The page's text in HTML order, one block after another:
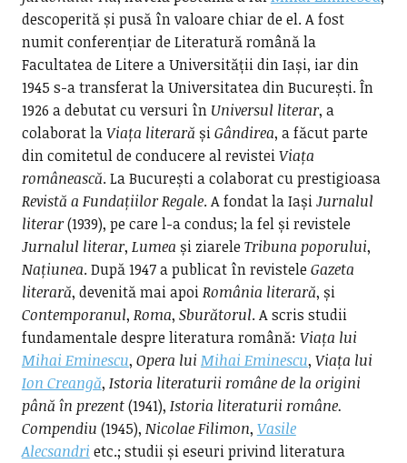
descoperită și pusă în valoare chiar de el. A fost
numit conferențiar de Literatură română la
Facultatea de Litere a Universității din Iași, iar din
1945 s-a transferat la Universitatea din București. În
1926 a debutat cu versuri în Universul literar, a
colaborat laViața literară șiGândirea, a făcut parte
din comitetul de conducere al revisteiViața
românească. La București a colaborat cu prestigioasa
Revistă a Fundațiilor Regale. A fondat la IașiJurnalul
literar(1939), pe care l-a condus; la fel și revistele
Jurnalul literar, Lumea și ziareleTribuna poporului,
Națiunea. După 1947 a publicat în revisteleGazeta
literară, devenită mai apoiRomânia literară, și
Contemporanul, Roma, Sburătorul. A scris studii
fundamentale despre literatura română: Viața lui
Mihai Eminescu, Opera lui Mihai Eminescu, Viața lui
Ion Creangă, Istoria literaturii române de la origini
până în prezent(1941), Istoria literaturii române.
Compendiu (1945), Nicolae Filimon, Vasile
Alecsandri etc.; studii și eseuri privind literatura